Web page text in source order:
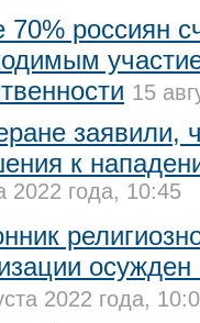
70% россиян
15
заявили,
к
2022 года, 10:45
2022 года,